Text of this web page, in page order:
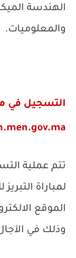
الهندسة
والمعلوميات.
التسجيل في
تتم عملية
الموقع
وذلك في